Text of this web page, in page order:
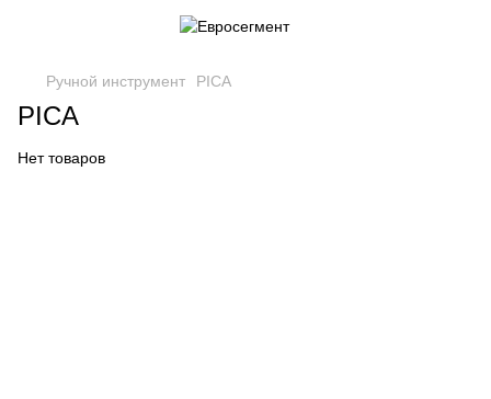
Ручной инструмент PICA
PICA
Нет товаров